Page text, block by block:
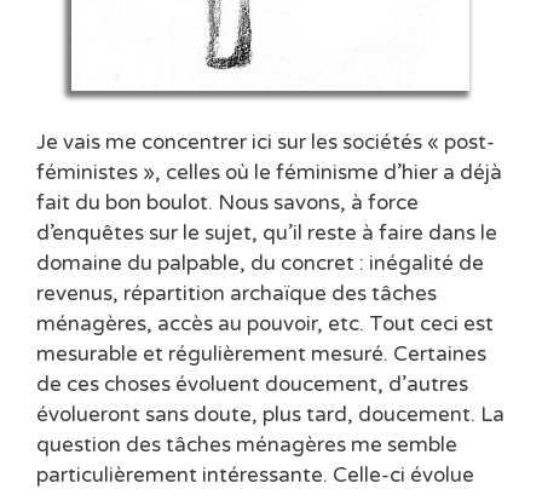
Je vais me concentrer ici sur les sociétés « post-
féministes », celles où le féminisme d’hier a déjà
fait du bon boulot. Nous savons, à force
d’enquêtes sur le sujet, qu’il reste à faire dans le
domaine du palpable, du concret : inégalité de
revenus, répartition archaïque des tâches
ménagères, accès au pouvoir, etc. Tout ceci est
mesurable et régulièrement mesuré. Certaines
de ces choses évoluent doucement, d’autres
évolueront sans doute, plus tard, doucement. La
question des tâches ménagères me semble
particulièrement intéressante. Celle-ci évolue